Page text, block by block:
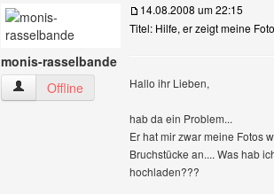
monis-rasselbande
monis-rasselbande Benutzer-Profile anzeigen
Offline
14.08.2008 um 22:15
Titel: Hilfe, er zeigt meine
Hallo ihr Lieben,
hab da ein Problem...
Er hat mir zwar meine Fotos
Bruchstücke an.... Was hab
hochladen???